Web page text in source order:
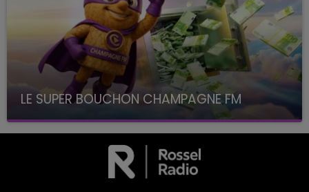
LE SUPER BOUCHON CHAMPAGNE FM
avec La Famille Champagne FM, à 8H10